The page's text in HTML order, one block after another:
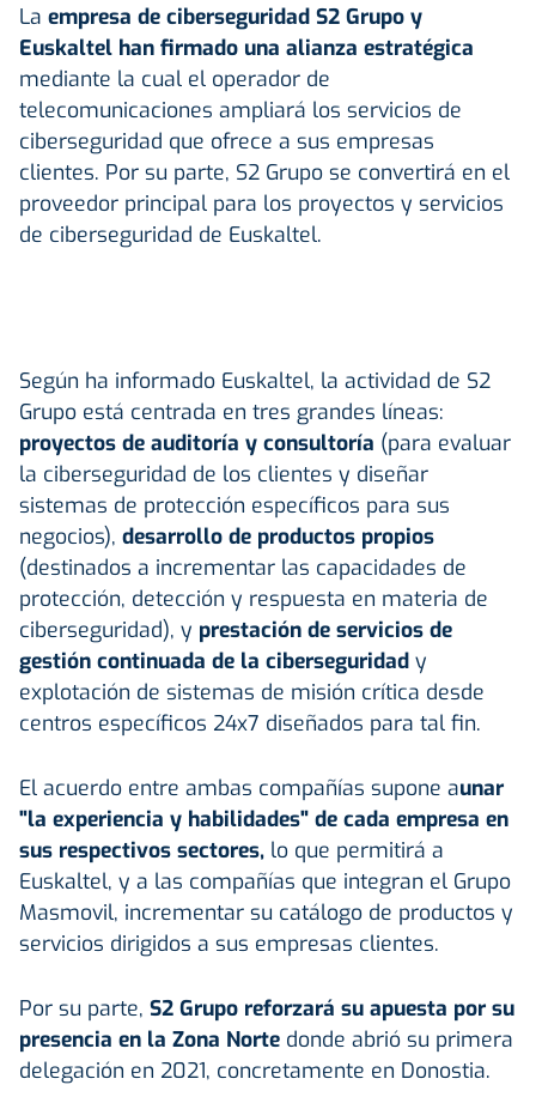
La empresa de ciberseguridad S2 Grupo y
Euskaltel han firmado una alianza estratégica
mediante la cual el operador de
telecomunicaciones ampliará los servicios de
ciberseguridad que ofrece a sus empresas
clientes. Por su parte, S2 Grupo se convertirá en el
proveedor principal para los proyectos y servicios
de ciberseguridad de Euskaltel.
Según ha informado Euskaltel, la actividad de S2
Grupo está centrada en tres grandes líneas:
proyectos de auditoría y consultoría (para evaluar
la ciberseguridad de los clientes y diseñar
sistemas de protección específicos para sus
negocios), desarrollo de productos propios
(destinados a incrementar las capacidades de
protección, detección y respuesta en materia de
ciberseguridad), y prestación de servicios de
gestión continuada de la ciberseguridad y
explotación de sistemas de misión crítica desde
centros específicos 24x7 diseñados para tal fin.
El acuerdo entre ambas compañías supone aunar
"la experiencia y habilidades" de cada empresa en
sus respectivos sectores, lo que permitirá a
Euskaltel, y a las compañías que integran el Grupo
Masmovil, incrementar su catálogo de productos y
servicios dirigidos a sus empresas clientes.
Por su parte, S2 Grupo reforzará su apuesta por su
presencia en la Zona Norte donde abrió su primera
delegación en 2021, concretamente en Donostia.